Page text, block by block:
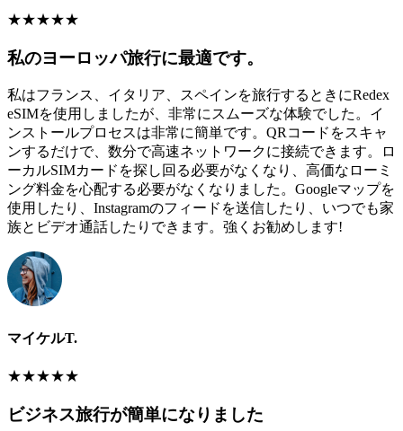
★★★★★
私のヨーロッパ旅行に最適です。
私はフランス、イタリア、スペインを旅行するときにRedex
eSIMを使用しましたが、非常にスムーズな体験でした。イ
ンストールプロセスは非常に簡単です。QRコードをスキャ
ンするだけで、数分で高速ネットワークに接続できます。ロ
ーカルSIMカードを探し回る必要がなくなり、高価なローミ
ング料金を心配する必要がなくなりました。Googleマップを
使用したり、Instagramのフィードを送信したり、いつでも家
族とビデオ通話したりできます。強くお勧めします!
マイケルT.
★★★★★
ビジネス旅行が簡単になりました